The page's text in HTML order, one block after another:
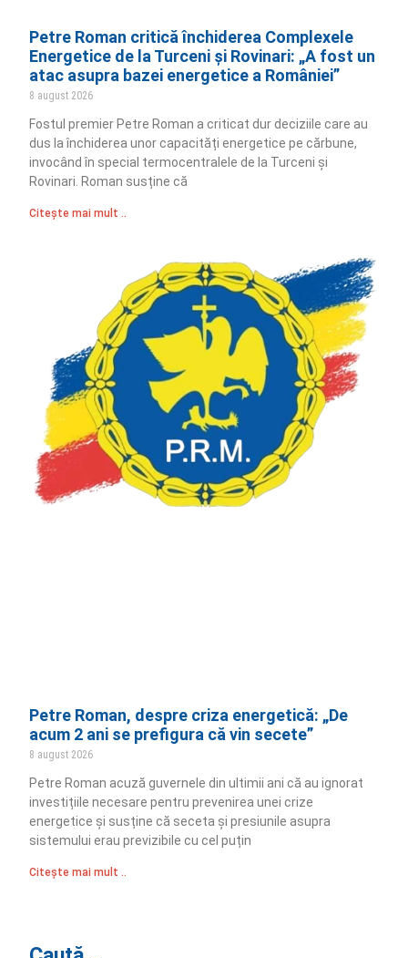
Petre Roman critică închiderea Complexele
Energetice de la Turceni și Rovinari: „A fost un
atac asupra bazei energetice a României”
8 august 2026
Fostul premier Petre Roman a criticat dur deciziile care au
dus la închiderea unor capacități energetice pe cărbune,
invocând în special termocentralele de la Turceni și
Rovinari. Roman susține că
Citește mai mult ..
Petre Roman, despre criza energetică: „De
acum 2 ani se prefigura că vin secete”
8 august 2026
Petre Roman acuză guvernele din ultimii ani că au ignorat
investițiile necesare pentru prevenirea unei crize
energetice și susține că seceta și presiunile asupra
sistemului erau previzibile cu cel puțin
Citește mai mult ..